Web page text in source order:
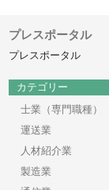
プレスポータル
プレスポータル
カテゴリー
士業（専門職種）
運送業
人材紹介業
製造業